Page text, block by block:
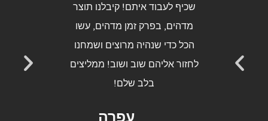
שכיף לעבוד איתם! קיבלנו תוצר
מדהים, בפרק זמן מדהים, עשו
הכל כדי שנהיה מרוצים ושמחנו
לחזור אליהם שוב ושוב! ממליצים
בלב שלם!
עפרה
פשרות